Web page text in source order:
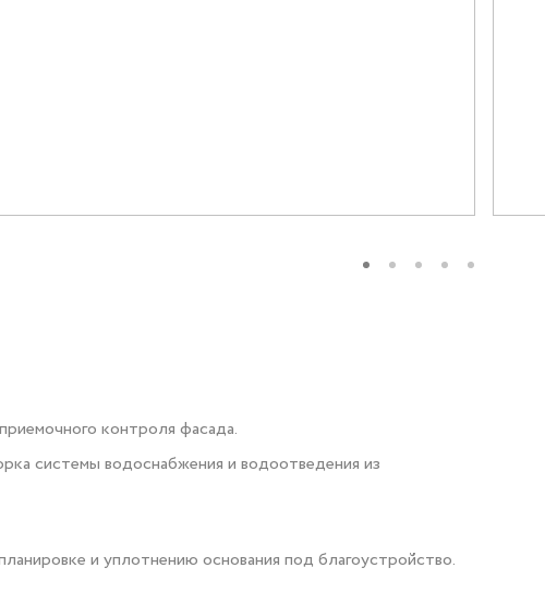
контроля фасада.
системы водоснабжения и водоотведения из
и уплотнению основания под благоустройство.